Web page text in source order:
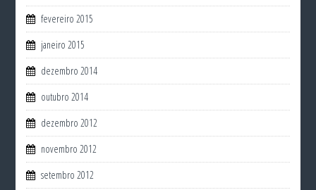
fevereiro 2015
janeiro 2015
dezembro 2014
outubro 2014
dezembro 2012
novembro 2012
setembro 2012